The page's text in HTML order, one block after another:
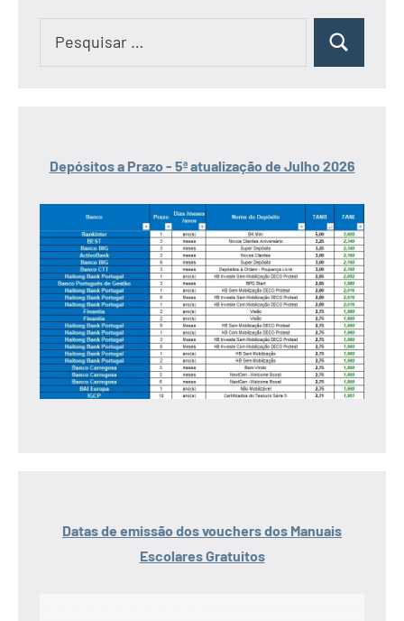
Pesquisar
Depósitos a Prazo - 5ª atualização de Julho 2026
Datas de emissão dos vouchers dos Manuais
Escolares Gratuitos